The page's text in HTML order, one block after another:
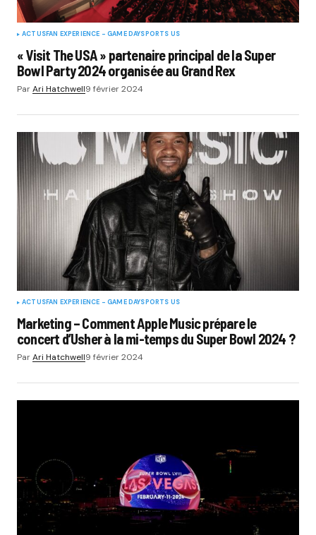
ACTUSFAN EXPERIENCE - GAME DAYSPORTS US
« Visit The USA » partenaire principal de la Super
Bowl Party 2024 organisée au Grand Rex
ParAri Hatchwell9 février 2024
ACTUSFAN EXPERIENCE - GAME DAYSPORTS US
Marketing – Comment Apple Music prépare le
concert d’Usher à la mi-temps du Super Bowl 2024 ?
ParAri Hatchwell9 février 2024